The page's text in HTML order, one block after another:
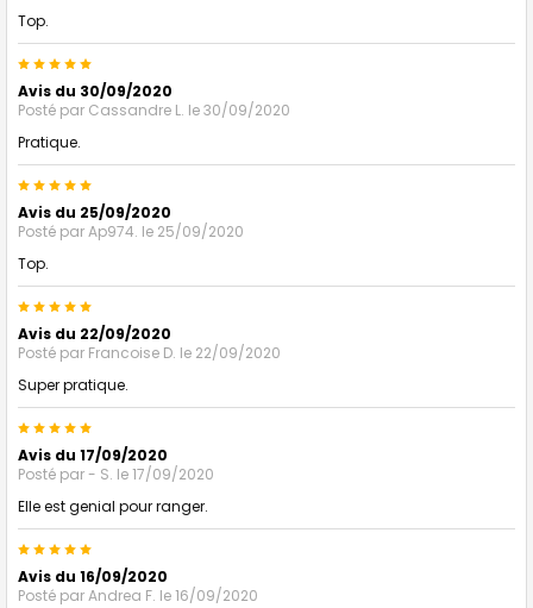
Top.
5
Avis du 30/09/2020
Posté par Cassandre L. le 30/09/2020
Pratique.
5
Avis du 25/09/2020
Posté parAp974. le 25/09/2020
Top.
5
Avis du 22/09/2020
Posté par Francoise D. le 22/09/2020
Super pratique.
5
Avis du 17/09/2020
Posté par- S. le 17/09/2020
Elle est genial pour ranger.
5
Avis du 16/09/2020
Posté parAndrea F. le 16/09/2020